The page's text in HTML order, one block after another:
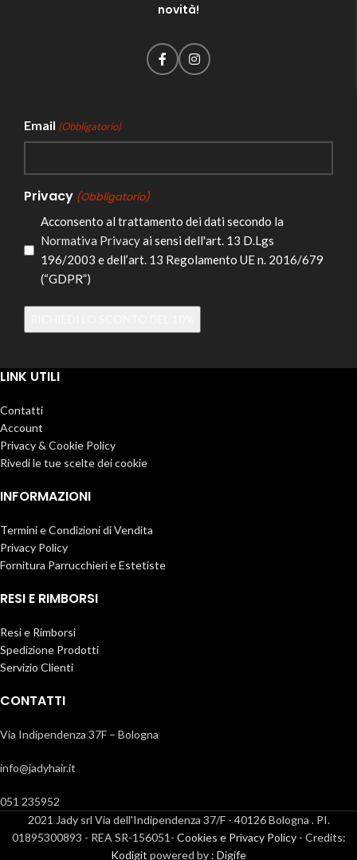
novità!
Email (Obbligatorio)
Privacy (Obbligatorio)
Acconsento al trattamento dei dati secondo la
Normativa Privacyai sensi dell'art. 13 D.Lgs
196/2003 e dell’art. 13 Regolamento UE n. 2016/679
(“GDPR”)
LINK UTILI
Contatti
Account
Privacy & Cookie Policy
Rivedi le tue scelte dei cookie
INFORMAZIONI
Termini e Condizioni di Vendita
Privacy Policy
Fornitura Parrucchieri e Estetiste
RESI E RIMBORSI
Resi e Rimborsi
Spedizione Prodotti
Servizio Clienti
CONTATTI
Via Indipendenza 37F – Bologna
info@jadyhair.it
051 235952
2021 Jady srl Via dell'Indipendenza 37/F - 40126 Bologna . PI.
01895300893 - REA SR-156051- Cookies e Privacy Policy- Credits:
Kodigit powered by : Digife